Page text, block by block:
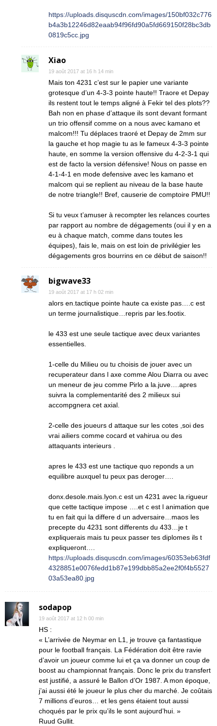
https://uploads.disquscdn.com/images/150bf032c776
b4a3b12246d82eaab94f96fd90a5fd669150f28bc3db
0819c5cc.jpg
Xiao
19 août 2017 at 16 h 14 min
Mais ton 4231 c’est sur le papier une variante
grotesque d’un 4-3-3 pointe haute!! Traore et Depay
ils restent tout le temps aligné à Fekir tel des plots??
Bah non en phase d’attaque ils sont devant formant
un trio offensif comme on a nous avec kamano et
malcom!!! Tu déplaces traoré et Depay de 2mm sur
la gauche et hop magie tu as le fameux 4-3-3 pointe
haute, en somme la version offensive du 4-2-3-1 qui
est de facto la version défensive! Nous on passe en
4-1-4-1 en mode defensive avec les kamano et
malcom qui se replient au niveau de la base haute
de notre triangle!! Bref, causerie de comptoire PMU!!
Si tu veux t’amuser à recompter les relances courtes
par rapport au nombre de dégagements (oui il y en a
eu à chaque match, comme dans toutes les
équipes), fais le, mais on est loin de privilégier les
dégagements gros bourrins en ce début de saison!!
bigwave33
19 août 2017 at 17 h 02 min
alors en.tactique pointe haute ca existe pas….c est
un terme journalistique…repris par les.footix.
le 433 est une seule tactique avec deux variantes
essentielles.
1-celle du Milieu ou tu choisis de jouer avec un
recuperateur dans l axe comme Alou Diarra ou avec
un meneur de jeu comme Pirlo a la.juve….apres
suivra la complementarité des 2 milieux sui
accompgnera cet axial.
2-celle des joueurs d attaque sur les cotes ,soi des
vrai ailiers comme cocard et vahirua ou des
attaquants interieurs .
apres le 433 est une tactique quo reponds a un
equilibre auxquel tu peux pas deroger….
donx.desole.mais.lyon.c est un 4231 avec la.rigueur
que cette tactique impose ….et c est l animation que
tu en fait qui la differe d un adversaire…maos les
precepte du 4231 sont differents du 433…je t
expliquerais mais tu peux passer tes diplomes ils t
expliqueront….
https://uploads.disquscdn.com/images/60353eb63fdf
4328851e0076fedd1b87e199dbb85a2ee2f0f4b5527
03a53ea80.jpg
sodapop
19 août 2017 at 12 h 00 min
HS :
« L’arrivée de Neymar en L1, je trouve ça fantastique
pour le football français. La Fédération doit être ravie
d’avoir un joueur comme lui et ça va donner un coup de
boost au championnat français. Donc le prix du transfert
est justifié, a assuré le Ballon d’Or 1987. A mon époque,
j’ai aussi été le joueur le plus cher du marché. Je coûtais
7 millions d’euros… et les gens étaient tout aussi
choqués par le prix qu’ils le sont aujourd’hui. »
Ruud Gullit.